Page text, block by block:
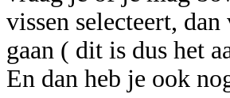
vissen selecteert,
gaan ( dit is dus het
En dan heb je ook